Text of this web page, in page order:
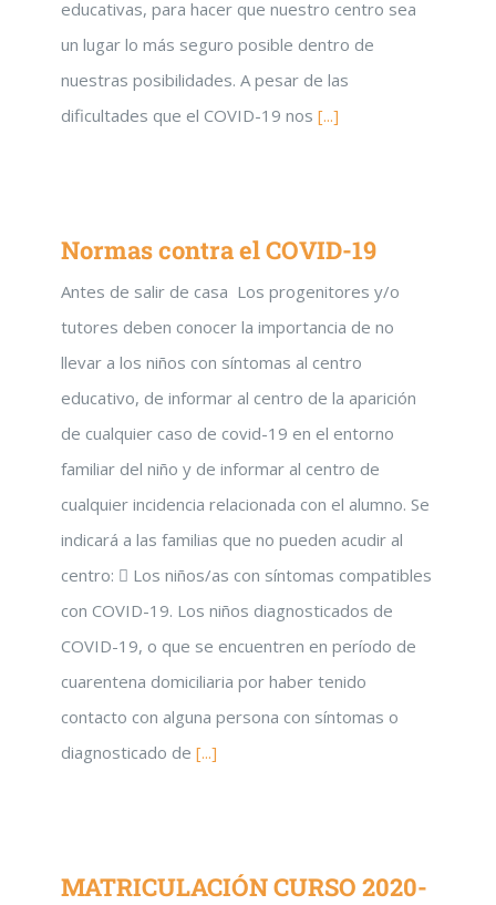
educativas, para hacer que nuestro centro sea
un lugar lo más seguro posible dentro de
nuestras posibilidades. A pesar de las
dificultades que el COVID-19 nos [...]
Normas contra el COVID-19
Antes de salir de casa Los progenitores y/o
tutores deben conocer la importancia de no
llevar a los niños con síntomas al centro
educativo, de informar al centro de la aparición
de cualquier caso de covid-19 en el entorno
familiar del niño y de informar al centro de
cualquier incidencia relacionada con el alumno. Se
indicará a las familias que no pueden acudir al
centro:  Los niños/as con síntomas compatibles
con COVID-19. Los niños diagnosticados de
COVID-19, o que se encuentren en período de
cuarentena domiciliaria por haber tenido
contacto con alguna persona con síntomas o
diagnosticado de [...]
MATRICULACIÓN CURSO 2020-